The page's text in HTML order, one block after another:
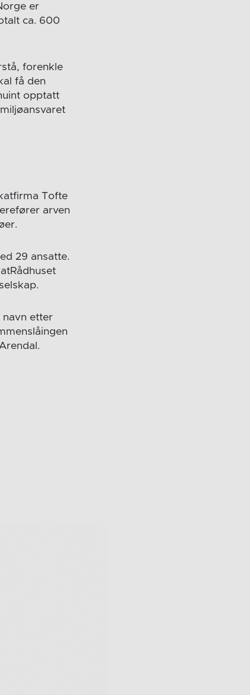
er
ca. 600
forenkle
få den
opptatt
Tofte
arven
29 ansatte.
navn etter